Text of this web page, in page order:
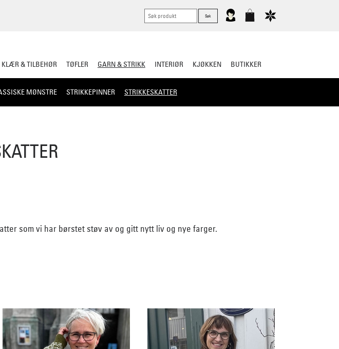
KLÆR & TILBEHØR TØFLER GARN & STRIKK
MØNSTRE STRIKKEPINNER STRIKKESKATTER
INTERIØR KJØKKEN BUTIKKER
som vi har børstet støv av og gitt nytt liv og nye farger.